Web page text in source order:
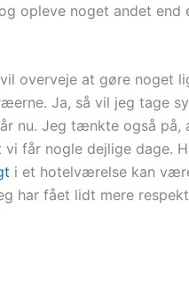
opleve noget andet
overveje at gøre noget
Ja, så vil jeg tage
nu. Jeg tænkte også
får nogle dejlige dage.
i et hotelværelse kan
har fået lidt mere